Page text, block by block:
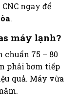
ngay để
.
máy lạnh?
chuẩn 75 – 80
phải bơm tiếp
quả. Máy vừa